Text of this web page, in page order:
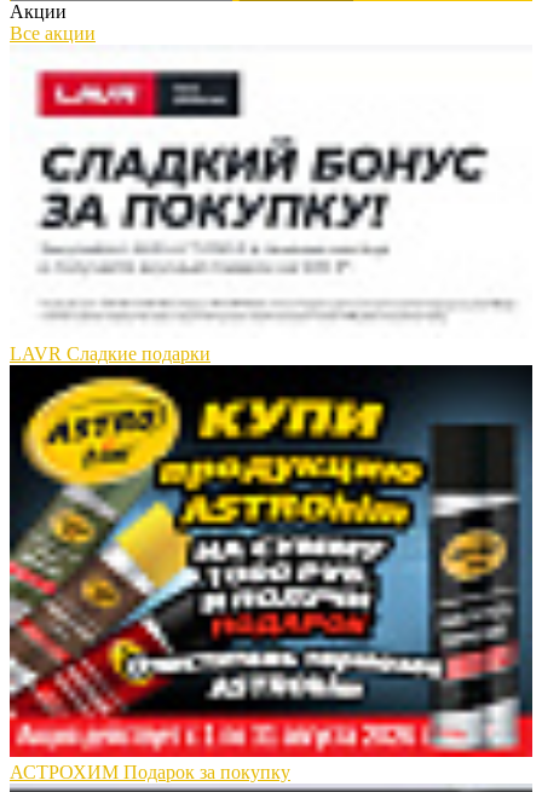
Акции
Все акции
LAVR Сладкие подарки
АСТРОХИМ Подарок за покупку